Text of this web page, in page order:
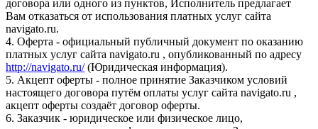
договора или одного из пунктов, Исполнитель предлагает
Вам отказаться от использования платных услуг сайта
navigato.ru.
4. Оферта - официальный публичный документ по оказанию
платных услуг сайта navigato.ru , опубликованный по адресу
http://navigato.ru/(Юридическая информация).
5. Акцепт оферты - полное принятие Заказчиком условий
настоящего договора путём оплаты услуг сайта navigato.ru ,
акцепт оферты создаёт договор оферты.
6. Заказчик - юридическое или физическое лицо,